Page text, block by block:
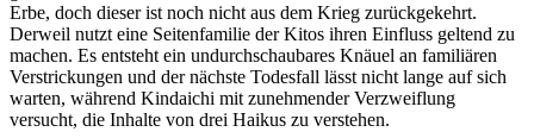
Erbe, doch dieser ist noch nicht aus dem Krieg zurückgekehrt.
Derweil nutzt eine Seitenfamilie der Kitos ihren Einfluss geltend zu
machen. Es entsteht ein undurchschaubares Knäuel an familiären
Verstrickungen und der nächste Todesfall lässt nicht lange auf sich
warten, während Kindaichi mit zunehmender Verzweiflung
versucht, die Inhalte von drei Haikus zu verstehen.